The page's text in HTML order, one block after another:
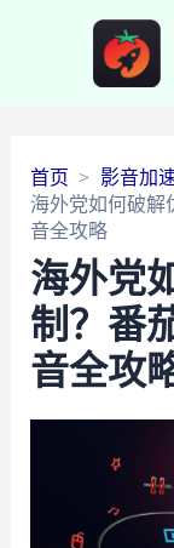
首页
影音加
海外党如何破解
音全攻略
海外党
制？番
音全攻